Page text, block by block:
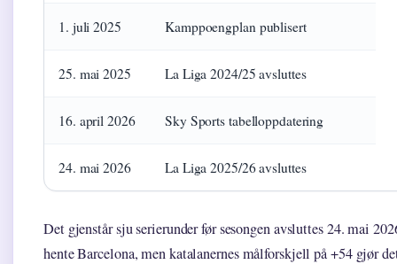
1. juli 2025 Kamppoengplan publisert
25. mai 2025 La Liga 2024/25 avsluttes
16. april 2026 Sky Sports tabelloppdatering
24. mai 2026 La Liga 2025/26 avsluttes
Det gjenstår sju serierunder før sesongen avsluttes 24. mai
hente Barcelona, men katalanernes målforskjell på +54 gjør